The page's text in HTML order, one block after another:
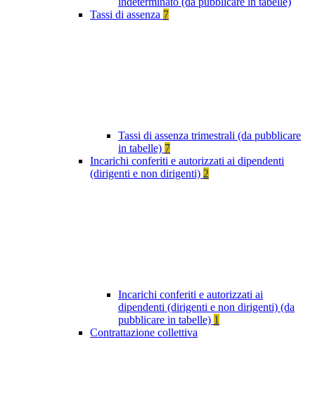
Tassi di assenza 7
Tassi di assenza trimestrali (da pubblicare
in tabelle) 7
Incarichi conferiti e autorizzati ai dipendenti
(dirigenti e non dirigenti) 2
Incarichi conferiti e autorizzati ai
dipendenti (dirigenti e non dirigenti) (da
pubblicare in tabelle) 1
Contrattazione collettiva